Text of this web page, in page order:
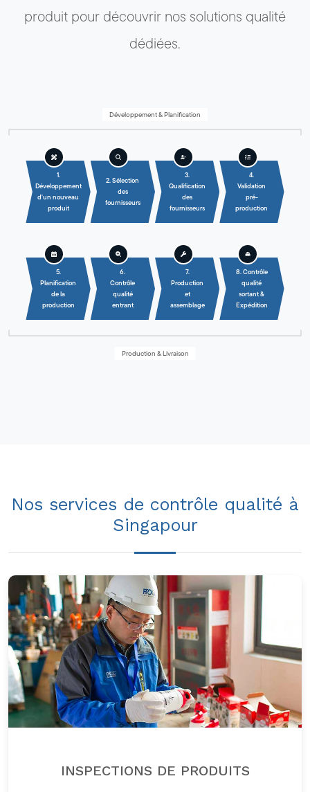
produit pour découvrir nos solutions qualité
dédiées.
1.
Développement
d'un nouveau
produit
2. Sélection
des
fournisseurs
3.
Qualification
des
fournisseurs
4.
Validation
pré-
production
5.
Planification
de la
production
6.
Contrôle
qualité
entrant
7.
Production
et
assemblage
8. Contrôle
qualité
sortant &
Expédition
Développement & Planification
Production & Livraison
Nos services de contrôle qualité à
Singapour
INSPECTIONS DE PRODUITS